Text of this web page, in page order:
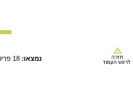
נמצאו: